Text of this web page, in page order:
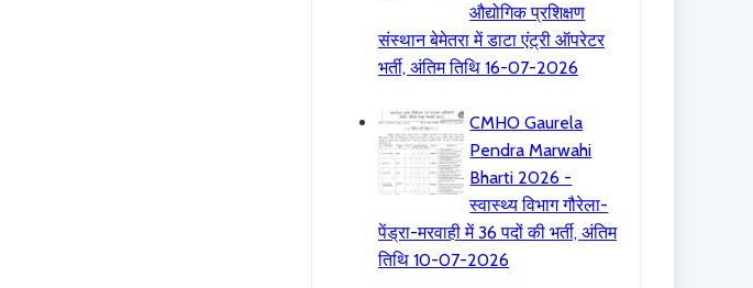
औद्योगिक प्रशिक्षण
संस्थान बेमेतरा में डाटा एंट्री ऑपरेटर
भर्ती, अंतिम तिथि 16-07-2026
CMHO Gaurela
Pendra Marwahi
Bharti 2026 -
स्वास्थ्य विभाग गौरेला-
पेंड्रा-मरवाही में 36 पदों की भर्ती, अंतिम
तिथि 10-07-2026